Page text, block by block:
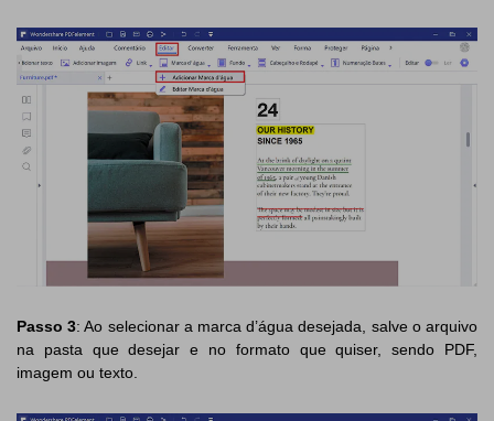
Gerador de imagens com IA
Todos os recursos do PDF
Suporte
Contatar Suporte
Especificações Técnicas
Novidades
Central de Downloads
Atualizar para o PDFelement 12
Passo 3: Ao selecionar a marca d’água desejada, salve o arquivo
na pasta que desejar e no formato que quiser, sendo PDF,
imagem ou texto.